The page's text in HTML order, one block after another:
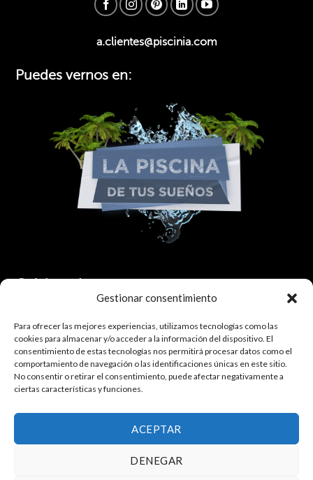
Gestionar consentimiento
Para ofrecer las mejores experiencias, utilizamos tecnologías como las
cookies para almacenar y/o acceder a la información del dispositivo. El
consentimiento de estas tecnologías nos permitirá procesar datos como el
comportamiento de navegación o las identificaciones únicas en este sitio.
No consentir o retirar el consentimiento, puede afectar negativamente a
ciertas características y funciones.
ACEPTAR
DENEGAR
a.clientes@piscinia.com
Puedes vernos en:
Colaborador:
¿Quieres trabajar con nosotros?